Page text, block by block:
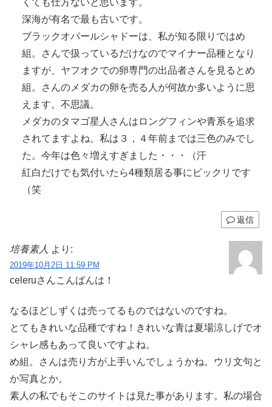
くても仕方ないと思います。
深海が有名で最も古いです。
ブラックオパールシャドーは、私が知る限りではめ
組。さんで扱っているだけなのでマイナー品種となり
ますが、ヤフオクでの卵専門の出品者さんを見るとめ
組。さんのメダカの卵を売る人が何故か多いように思
えます。不思議。
メダカのタマゴ星人さんはロングフィンや青系を追求
されてますよね。私は３，４年前までは三色のみでし
た。今年は色々増えすぎました・・・（汗
紅白だけでも気付いたら4種類居る事にビックリです
（笑
返信
培養素人 より:
2019年10月2日 11:59 PM
celeruさんこんばんは！
なるほどしずくは売ってるものではないのですね。
とてもきれいな品種ですね！きれいな青は夏場涼しげでオ
シャレ感もあって良いですよね。
め組。さんは売り方が上手いんでしょうかね。ウリ文句と
か写真とか。
素人の私でもそこのサイトは見た事があります。私の場合